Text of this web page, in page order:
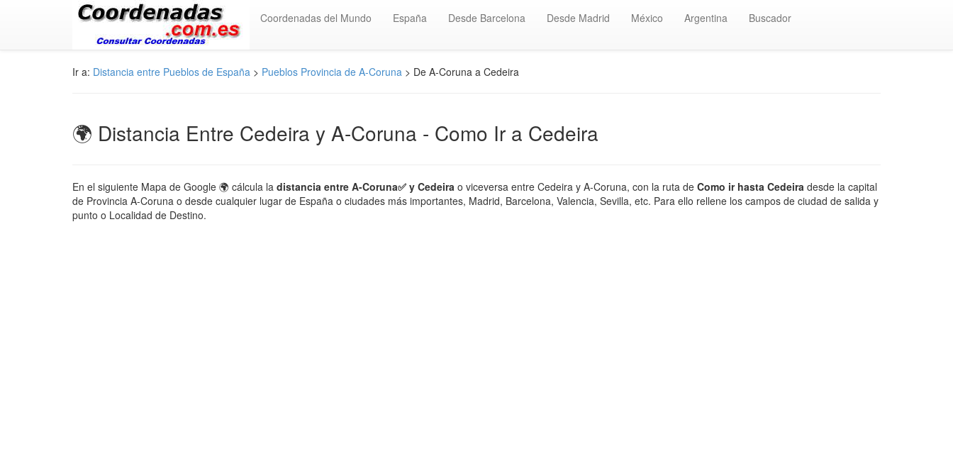
Coordenadas del Mundo España Desde Barcelona Desde Madrid México Argentina Buscador
Ir a: Distancia entre Pueblos de España > Pueblos Provincia de A-Coruna > De A-Coruna a Cedeira
🌍 Distancia Entre Cedeira y A-Coruna - Como Ir a Cedeira
En el siguiente Mapa de Google 🌍 cálcula la distancia entre A-Coruna✅ y Cedeira o viceversa entre Cedeira y A-Coruna, con la ruta de Como ir hasta Cedeira desde la capital
de Provincia A-Coruna o desde cualquier lugar de España o ciudades más importantes, Madrid, Barcelona, Valencia, Sevilla, etc. Para ello rellene los campos de ciudad de salida y
punto o Localidad de Destino.